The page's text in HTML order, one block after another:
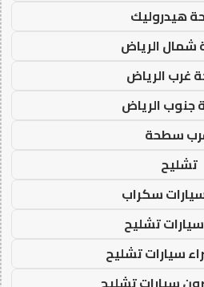
هيدروليك
الرياض
غرب الرياض
الرياض
سطحة
تشليح
سكراب
تشليح
سيارات تشليح